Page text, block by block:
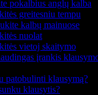
pokalbius anglų kalba
greitesniu tempu
kalbų mainuose
nuolat
vietoj skaitymo
įrankis
patobulinti klausymą?
klausytis?